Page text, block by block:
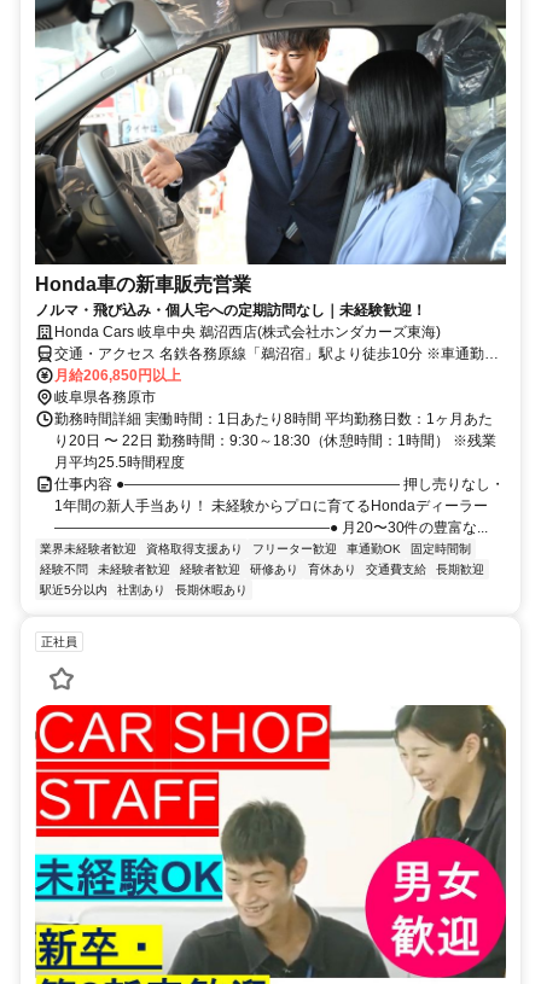
Honda車の新車販売営業
ノルマ・飛び込み・個人宅への定期訪問なし｜未経験歓迎！
Honda Cars 岐阜中央 鵜沼西店(株式会社ホンダカーズ東海)
交通・アクセス 名鉄各務原線「鵜沼宿」駅より徒歩10分 ※車通勤
OK（駐車場完備）
月給206,850円以上
岐阜県各務原市
勤務時間詳細 実働時間：1日あたり8時間 平均勤務日数：1ヶ月あた
り20日 〜 22日 勤務時間：9:30～18:30（休憩時間：1時間） ※残業
月平均25.5時間程度
仕事内容 ●――――――――――――――――――― 押し売りなし・
1年間の新人手当あり！ 未経験からプロに育てるHondaディーラー
―――――――――――――――――――● 月20〜30件の豊富な...
業界未経験者歓迎 資格取得支援あり フリーター歓迎 車通勤OK
固定時間制
経験不問
未経験者歓迎 経験者歓迎 研修あり 育休あり 交通費支給
長期歓迎
駅近5分以内
社割あり 長期休暇あり
正社員